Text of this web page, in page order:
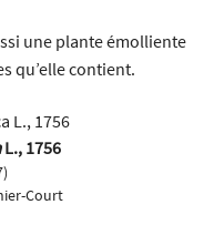
une plante émolliente
qu’elle contient.
L., 1756
Court